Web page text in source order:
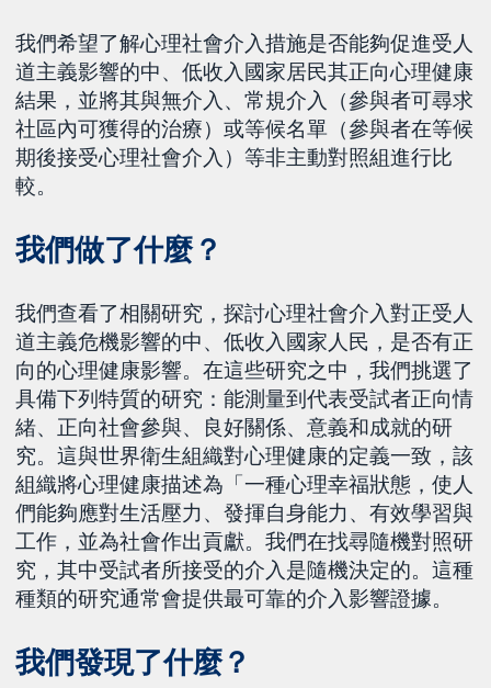
我們希望了解心理社會介入措施是否能夠促進受人
道主義影響的中、低收入國家居民其正向心理健康
結果，並將其與無介入、常規介入（參與者可尋求
社區內可獲得的治療）或等候名單（參與者在等候
期後接受心理社會介入）等非主動對照組進行比
較。
我們做了什麼？
我們查看了相關研究，探討心理社會介入對正受人
道主義危機影響的中、低收入國家人民，是否有正
向的心理健康影響。在這些研究之中，我們挑選了
具備下列特質的研究：能測量到代表受試者正向情
緒、正向社會參與、良好關係、意義和成就的研
究。這與世界衛生組織對心理健康的定義一致，該
組織將心理健康描述為「一種心理幸福狀態，使人
們能夠應對生活壓力、發揮自身能力、有效學習與
工作，並為社會作出貢獻。我們在找尋隨機對照研
究，其中受試者所接受的介入是隨機決定的。這種
種類的研究通常會提供最可靠的介入影響證據。
我們發現了什麼？